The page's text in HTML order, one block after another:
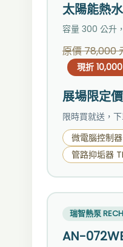
太陽能熱
容量 300 公升
原價 78,000
現折
展場限定價
限時買就送，
微電腦控制器
管路抑垢器
瑞智熱泵
AN-